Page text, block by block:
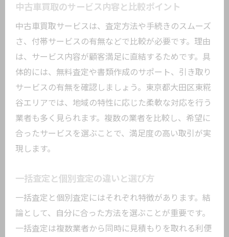
中古車買取のサービス内容と比較ポイント
中古車買取サービスは、査定方法や手続きのスムーズ
さ、付帯サービスの有無などで比較が必要です。理由
は、サービス内容が顧客満足に直結するためです。具
体的には、無料査定や書類作成のサポート、引き取り
サービスの有無を確認しましょう。東京都大田区東糀
谷エリアでは、地域の特性に応じた柔軟な対応を行う
業者も多く見られます。複数の業者を比較し、希望に
合ったサービスを選ぶことで、満足度の高い取引が実
現します。
一括査定と個別査定の違いと選び方
一括査定と個別査定にはそれぞれ特徴があります。結
論として、自分に合った方法を選ぶことが重要です。
一括査定は複数業者から同時に見積もりを取れる利便